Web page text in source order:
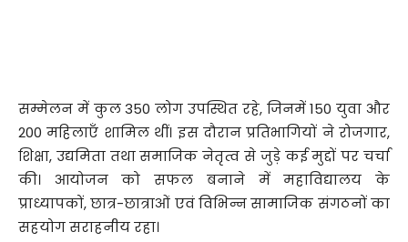
सम्मेलन में कुल 350 लोग उपस्थित रहे, जिनमें 150 युवा और
200 महिलाएँ शामिल थीं। इस दौरान प्रतिभागियों ने रोजगार,
शिक्षा, उद्यमिता तथा समाजिक नेतृत्व से जुड़े कई मुद्दों पर चर्चा
की। आयोजन को सफल बनाने में महाविद्यालय के
प्राध्यापकों, छात्र-छात्राओं एवं विभिन्न सामाजिक संगठनों का
सहयोग सराहनीय रहा।